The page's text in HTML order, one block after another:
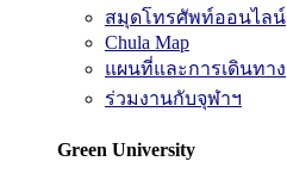
สมุดโทรศัพท์ออนไลน์
Chula Map
แผนที่และการเดินทาง
ร่วมงานกับจุฬาฯ
Green University